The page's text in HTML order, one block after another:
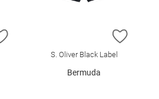
ZUR WUNSCHLISTE HINZUFÜGEN
ZUR
S. Oliver Black Label
Bermuda